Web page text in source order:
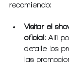
recomiendo:
Visitar el
oficial: Allí
detalle los
las